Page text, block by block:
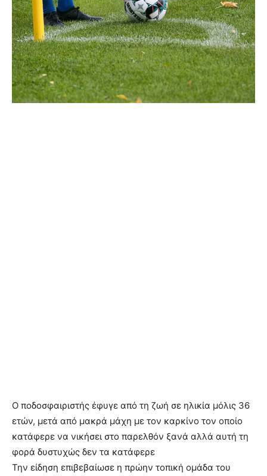
Ο ποδοσφαιριστής έφυγε από τη ζωή σε ηλικία μόλις 36
ετών, μετά από μακρά μάχη με τον καρκίνο τον οποίο
κατάφερε να νικήσει στο παρελθόν ξανά αλλά αυτή τη
φορά δυστυχώς δεν τα κατάφερε
Την είδηση επιβεβαίωσε η πρώην τοπική ομάδα του